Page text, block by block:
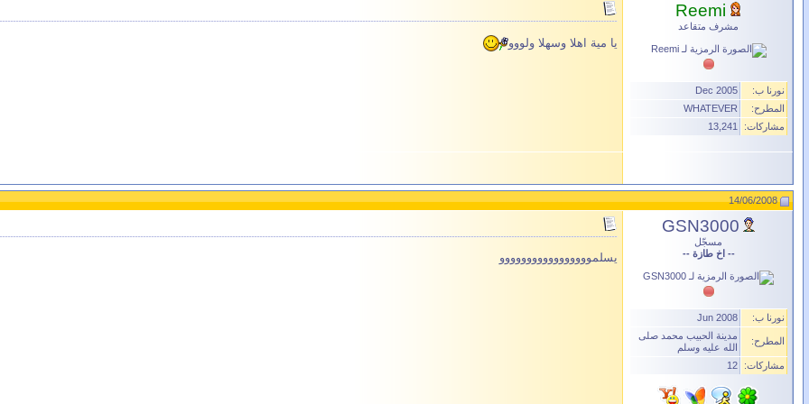
Reemi
مشرف متقاعد
نورنا ب:
Dec 2005
المطرح:
WHATEVER
مشاركات:
13,241
يا مية اهلا وسهلا ولووو
14/06/2008
GSN3000
مسجّل
-- اخ طازة --
نورنا ب: Jun 2008
المطرح:
مدينة الحبيب محمد صلى
الله عليه وسلم
مشاركات:
12
يسلمووووووووووووووووو